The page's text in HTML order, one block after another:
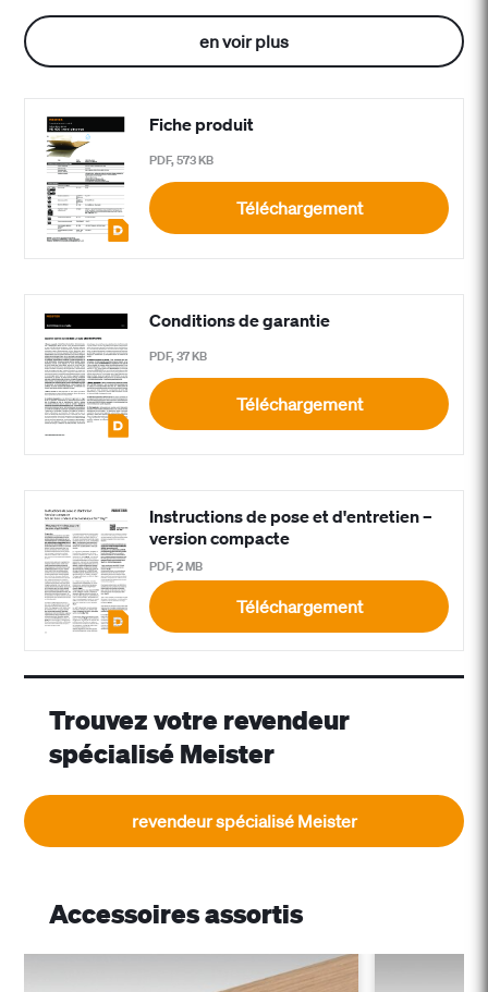
en voir plus
Fiche produit
PDF, 573 KB
Téléchargement
Conditions de garantie
PDF, 37 KB
Téléchargement
Instructions de pose et d'entretien –
version compacte
PDF, 2 MB
Téléchargement
Trouvez votre revendeur
spécialisé Meister
revendeur spécialisé Meister
Accessoires assortis